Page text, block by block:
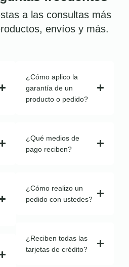
a las consultas más
envíos y más.
¿Cómo aplico la
garantía de un
producto o pedido?
¿Qué medios de
pago reciben?
¿Cómo realizo un
pedido con ustedes?
¿Reciben todas las
tarjetas de crédito?